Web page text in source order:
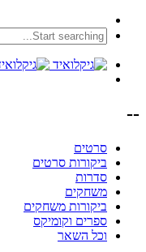
--
סרטים
ביקורות סרטים
סדרות
משחקים
ביקורות משחקים
ספרים וקומיקס
וכל השאר